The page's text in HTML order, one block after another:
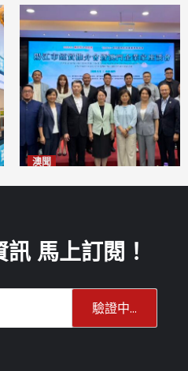
澳聞
馬上訂閱！